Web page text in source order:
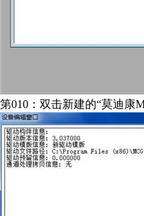
第010：双击新建的“莫迪康